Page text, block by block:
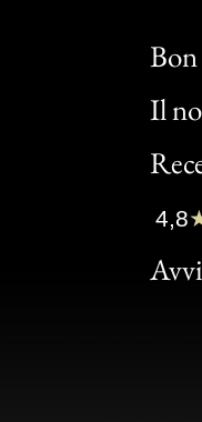
Il
Bon
Clic
Bon
4,8